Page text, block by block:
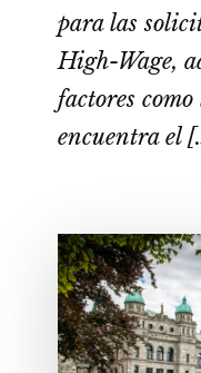
para las
High-Wage,
factores
encuentra el